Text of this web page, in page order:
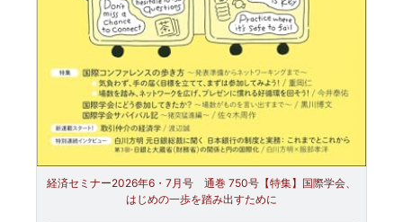
経済セミナー2026年6・7月号 通巻 750号【特集】国際学会、
はじめの一歩を踏み出すために